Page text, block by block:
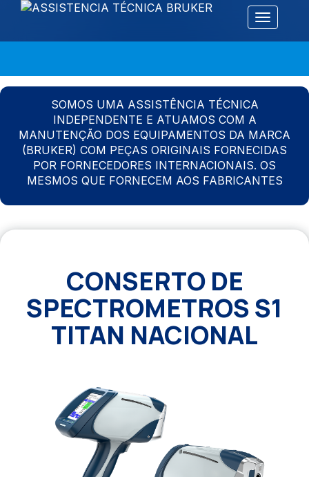
Alternar
SOMOS UMA ASSISTÊNCIA TÉCNICA
INDEPENDENTE E ATUAMOS COM A
MANUTENÇÃO DOS EQUIPAMENTOS DA MARCA
(BRUKER) COM PEÇAS ORIGINAIS FORNECIDAS
POR FORNECEDORES INTERNACIONAIS. OS
MESMOS QUE FORNECEM AOS FABRICANTES
CONSERTO DE
SPECTROMETROS S1
TITAN NACIONAL